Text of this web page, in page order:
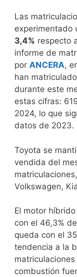
Las
experimentado
3,4% respecto
informe de
por ANCERA,
han
durante este
estas cifras:
2024, lo que
datos de 2023.
Toyota se
vendida del
Volkswagen,
El motor
con el 46,3%
queda con el
tendencia a la
combustión